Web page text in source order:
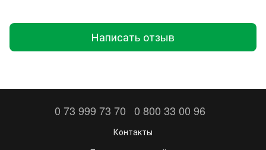
Написать отзыв
0 73 999 73 70 0 800 33 00 96
Контакты